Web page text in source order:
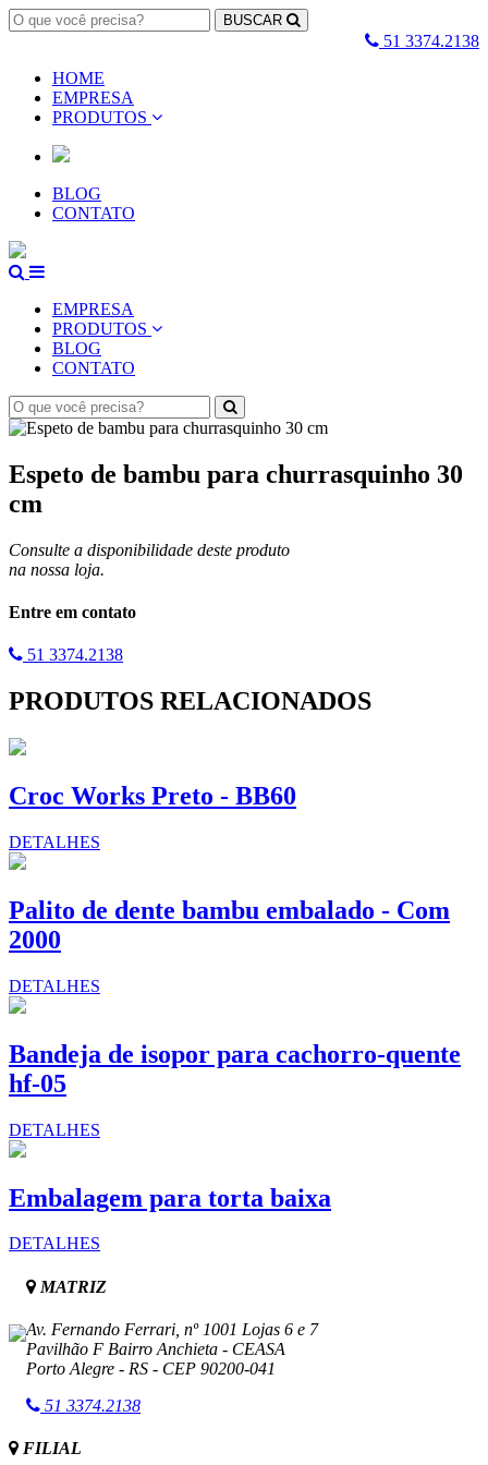
BUSCAR
51 3374.2138
HOME
EMPRESA
PRODUTOS
BLOG
CONTATO
EMPRESA
PRODUTOS
BLOG
CONTATO
Espeto de bambu para churrasquinho 30
cm
Consulte a disponibilidade deste produto
na nossa loja.
Entre em contato
51 3374.2138
PRODUTOS RELACIONADOS
Croc Works Preto - BB60
DETALHES
Palito de dente bambu embalado - Com
2000
DETALHES
Bandeja de isopor para cachorro-quente
hf-05
DETALHES
Embalagem para torta baixa
DETALHES
MATRIZ
Av. Fernando Ferrari, nº 1001 Lojas 6 e 7
Pavilhão F Bairro Anchieta - CEASA
Porto Alegre - RS - CEP 90200-041
51 3374.2138
FILIAL